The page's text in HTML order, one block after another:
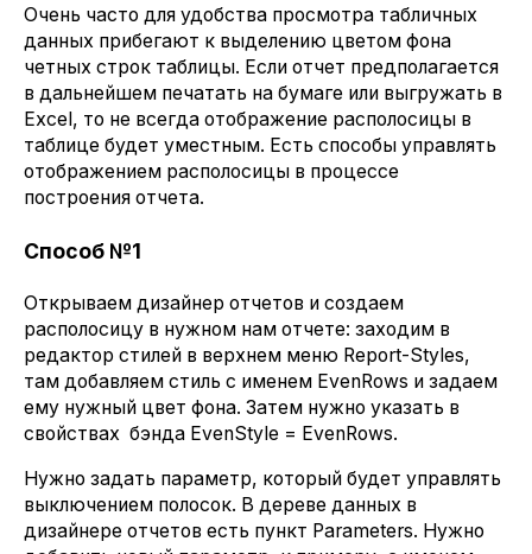
Очень часто для удобства просмотра табличных
данных прибегают к выделению цветом фона
четных строк таблицы. Если отчет предполагается
в дальнейшем печатать на бумаге или выгружать в
Excel, то не всегда отображение располосицы в
таблице будет уместным. Есть способы управлять
отображением располосицы в процессе
построения отчета.
Способ №1
Открываем дизайнер отчетов и создаем
располосицу в нужном нам отчете: заходим в
редактор стилей в верхнем меню Report-Styles,
там добавляем стиль с именем EvenRows и задаем
ему нужный цвет фона. Затем нужно указать в
свойствах бэнда EvenStyle = EvenRows.
Нужно задать параметр, который будет управлять
выключением полосок. В дереве данных в
дизайнере отчетов есть пункт Parameters. Нужно